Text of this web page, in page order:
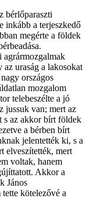
bérlőparaszti
inkább a terjeszkedő
megérte a földek
agrármozgalmak
uraság a lakosokat
országos
mozgalom
telebeszélte a jó
jussuk van; mert az
s az akkor bírt földek
a bérben bírt
jelentették ki, s a
elveszítették, mert
voltak, hanem
Akkor a
János
kötelezővé a